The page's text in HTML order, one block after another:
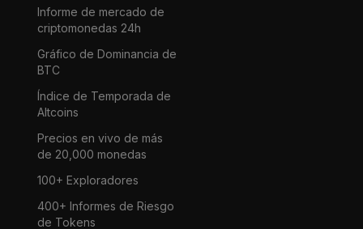
Informe de mercado de
criptomonedas 24h
Gráfico de Dominancia de
BTC
Índice de Temporada de
Altcoins
Precios en vivo de más
de 20,000 monedas
100+ Exploradores
400+ Informes de Riesgo
de Tokens